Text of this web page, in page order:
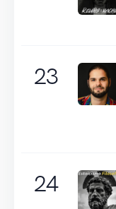
23
24